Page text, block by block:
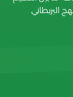
البريطاني